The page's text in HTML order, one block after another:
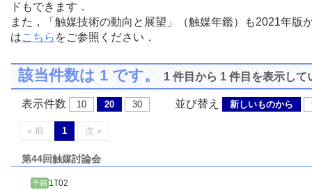
ドもできます．
また，「触媒技術の動向と展望」（触媒年鑑）も2021年
はこちら をご参照ください．
該当件数は 1 です。1 件目から 1 件目を表示して
表示件数 10 20 30 並び替え 新しいものから
« 前 1 次 »
第44回触媒討論会
予稿 1T02